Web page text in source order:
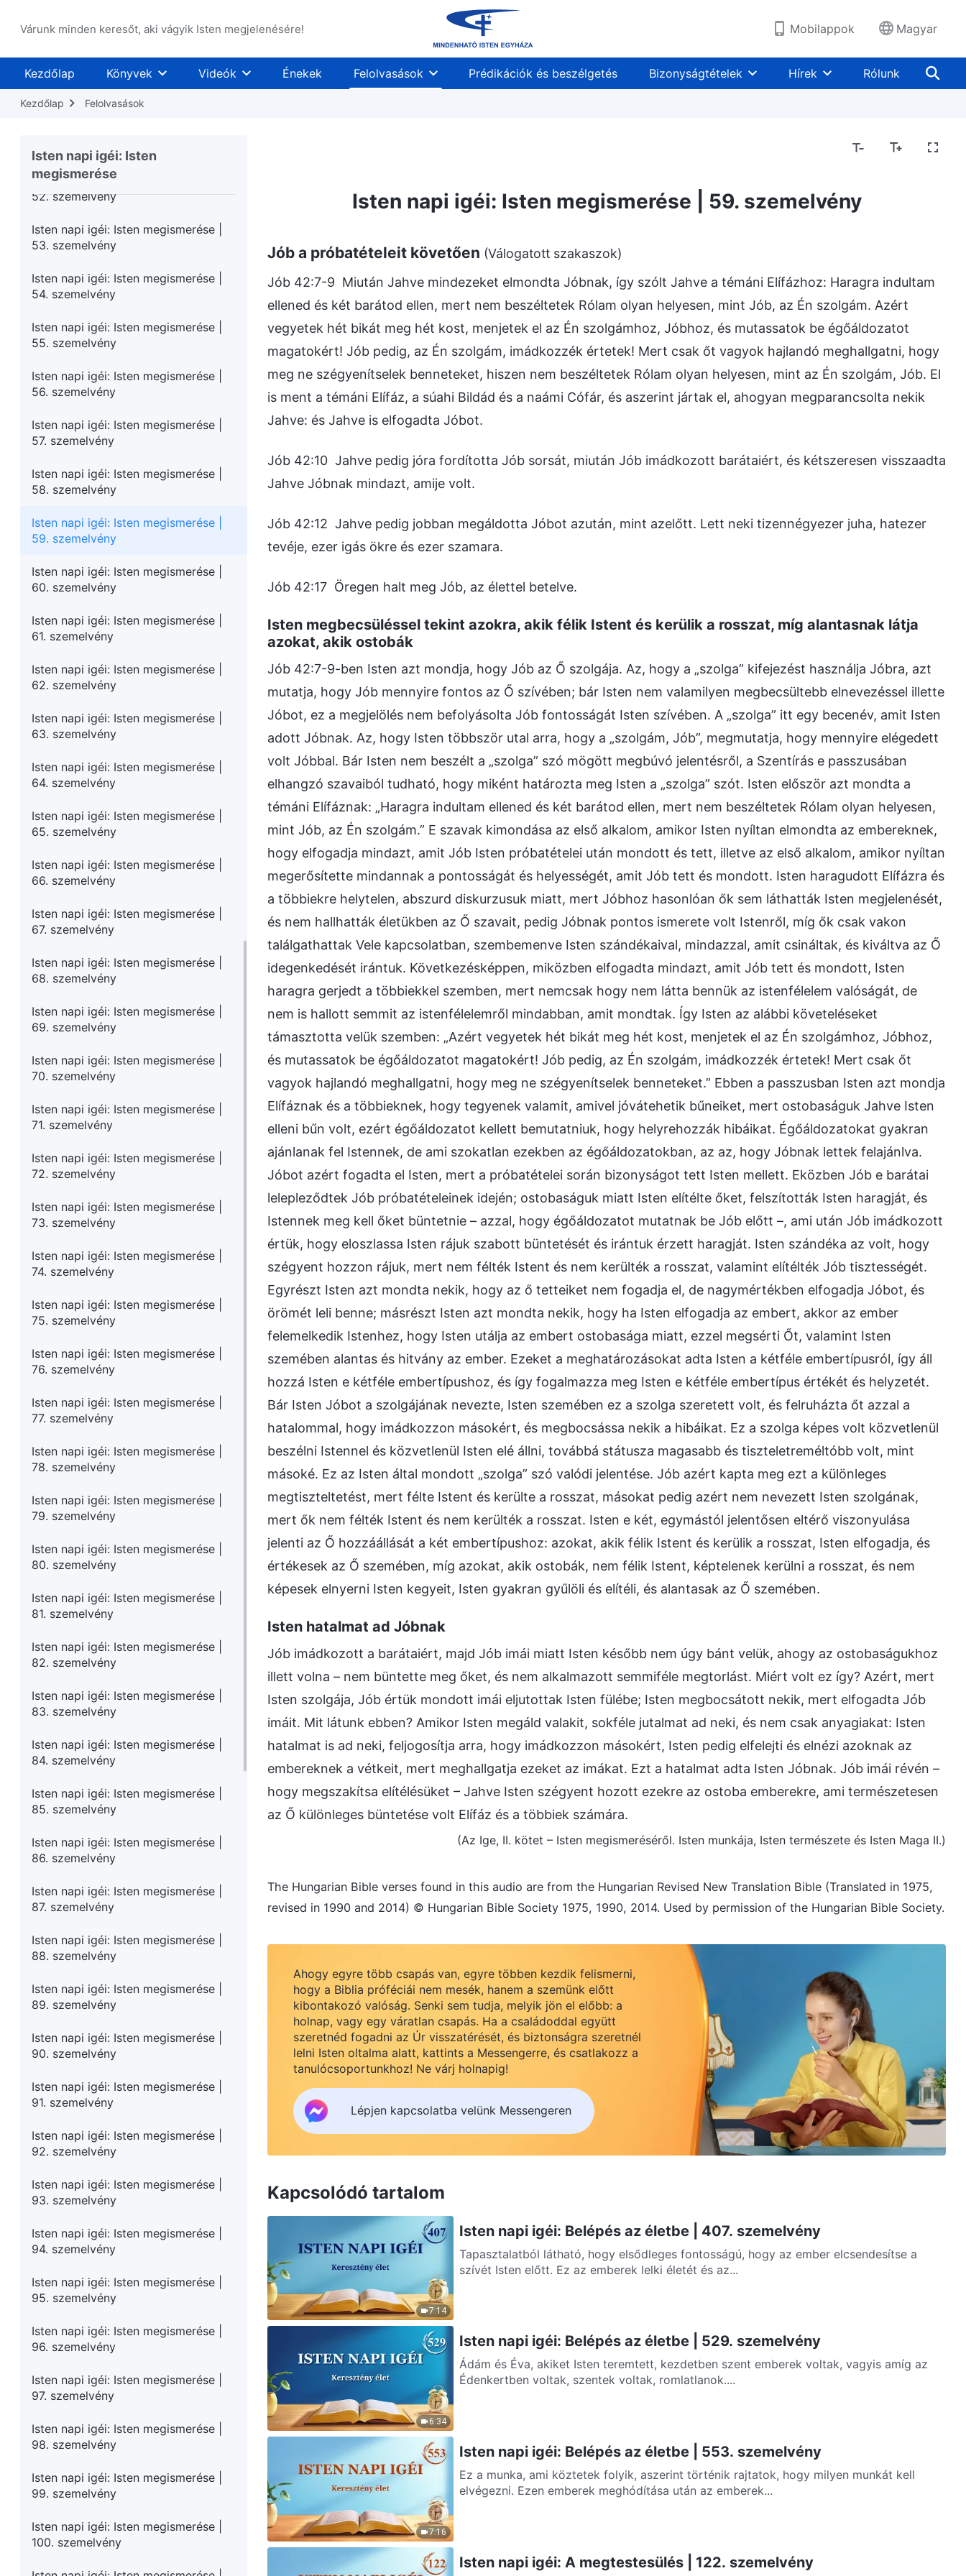
Várunk minden keresőt, aki vágyik Isten megjelenésére! Mobilappok Magyar
Kezdőlap Könyvek Videók Énekek Felolvasások Prédikációk és beszélgetés Bizonyságtételek Hírek Rólunk
Kezdőlap Felolvasások
Isten napi igéi: Isten
megismerése
Isten napi igéi: Isten megismerése |
Isten napi igéi: Isten megismerése |
50. szemelvény
51. szemelvény
Isten napi igéi: Isten megismerése |
52. szemelvény
Isten napi igéi: Isten megismerése |
53. szemelvény
Isten napi igéi: Isten megismerése |
54. szemelvény
Isten napi igéi: Isten megismerése |
55. szemelvény
Isten napi igéi: Isten megismerése |
56. szemelvény
Isten napi igéi: Isten megismerése |
57. szemelvény
Isten napi igéi: Isten megismerése |
58. szemelvény
Isten napi igéi: Isten megismerése |
59. szemelvény
Isten napi igéi: Isten megismerése |
60. szemelvény
Isten napi igéi: Isten megismerése |
61. szemelvény
Isten napi igéi: Isten megismerése |
62. szemelvény
Isten napi igéi: Isten megismerése |
63. szemelvény
Isten napi igéi: Isten megismerése |
64. szemelvény
Isten napi igéi: Isten megismerése |
65. szemelvény
Isten napi igéi: Isten megismerése |
66. szemelvény
Isten napi igéi: Isten megismerése |
67. szemelvény
Isten napi igéi: Isten megismerése |
68. szemelvény
Isten napi igéi: Isten megismerése |
69. szemelvény
Isten napi igéi: Isten megismerése |
70. szemelvény
Isten napi igéi: Isten megismerése |
71. szemelvény
Isten napi igéi: Isten megismerése |
72. szemelvény
Isten napi igéi: Isten megismerése |
73. szemelvény
Isten napi igéi: Isten megismerése |
74. szemelvény
Isten napi igéi: Isten megismerése |
75. szemelvény
Isten napi igéi: Isten megismerése |
76. szemelvény
Isten napi igéi: Isten megismerése |
77. szemelvény
Isten napi igéi: Isten megismerése |
78. szemelvény
Isten napi igéi: Isten megismerése |
79. szemelvény
Isten napi igéi: Isten megismerése |
80. szemelvény
Isten napi igéi: Isten megismerése |
81. szemelvény
Isten napi igéi: Isten megismerése |
82. szemelvény
Isten napi igéi: Isten megismerése |
83. szemelvény
Isten napi igéi: Isten megismerése |
84. szemelvény
Isten napi igéi: Isten megismerése |
85. szemelvény
Isten napi igéi: Isten megismerése |
86. szemelvény
Isten napi igéi: Isten megismerése |
87. szemelvény
Isten napi igéi: Isten megismerése |
88. szemelvény
Isten napi igéi: Isten megismerése |
89. szemelvény
Isten napi igéi: Isten megismerése |
90. szemelvény
Isten napi igéi: Isten megismerése |
91. szemelvény
Isten napi igéi: Isten megismerése |
92. szemelvény
Isten napi igéi: Isten megismerése |
93. szemelvény
Isten napi igéi: Isten megismerése |
94. szemelvény
Isten napi igéi: Isten megismerése |
95. szemelvény
Isten napi igéi: Isten megismerése |
96. szemelvény
Isten napi igéi: Isten megismerése |
97. szemelvény
Isten napi igéi: Isten megismerése |
98. szemelvény
Isten napi igéi: Isten megismerése |
99. szemelvény
Isten napi igéi: Isten megismerése |
100. szemelvény
Isten napi igéi: Isten megismerése | 59. szemelvény
Jób a próbatételeit követően (Válogatott szakaszok)
Jób 42:7-9 Miután Jahve mindezeket elmondta Jóbnak, így szólt Jahve a témáni Elífázhoz: Haragra indultam
ellened és két barátod ellen, mert nem beszéltetek Rólam olyan helyesen, mint Jób, az Én szolgám. Azért
vegyetek hét bikát meg hét kost, menjetek el az Én szolgámhoz, Jóbhoz, és mutassatok be égőáldozatot
magatokért! Jób pedig, az Én szolgám, imádkozzék értetek! Mert csak őt vagyok hajlandó meghallgatni, hogy
meg ne szégyenítselek benneteket, hiszen nem beszéltetek Rólam olyan helyesen, mint az Én szolgám, Jób. El
is ment a témáni Elífáz, a súahi Bildád és a naámi Cófár, és aszerint jártak el, ahogyan megparancsolta nekik
Jahve: és Jahve is elfogadta Jóbot.
Jób 42:10 Jahve pedig jóra fordította Jób sorsát, miután Jób imádkozott barátaiért, és kétszeresen visszaadta
Jahve Jóbnak mindazt, amije volt.
Jób 42:12 Jahve pedig jobban megáldotta Jóbot azután, mint azelőtt. Lett neki tizennégyezer juha, hatezer
tevéje, ezer igás ökre és ezer szamara.
Jób 42:17 Öregen halt meg Jób, az élettel betelve.
Isten megbecsüléssel tekint azokra, akik félik Istent és kerülik a rosszat, míg alantasnak látja
azokat, akik ostobák
Jób 42:7-9-ben Isten azt mondja, hogy Jób az Ő szolgája. Az, hogy a „szolga” kifejezést használja Jóbra, azt
mutatja, hogy Jób mennyire fontos az Ő szívében; bár Isten nem valamilyen megbecsültebb elnevezéssel illette
Jóbot, ez a megjelölés nem befolyásolta Jób fontosságát Isten szívében. A „szolga” itt egy becenév, amit Isten
adott Jóbnak. Az, hogy Isten többször utal arra, hogy a „szolgám, Jób”, megmutatja, hogy mennyire elégedett
volt Jóbbal. Bár Isten nem beszélt a „szolga” szó mögött megbúvó jelentésről, a Szentírás e passzusában
elhangzó szavaiból tudható, hogy miként határozta meg Isten a „szolga” szót. Isten először azt mondta a
témáni Elífáznak: „Haragra indultam ellened és két barátod ellen, mert nem beszéltetek Rólam olyan helyesen,
mint Jób, az Én szolgám.” E szavak kimondása az első alkalom, amikor Isten nyíltan elmondta az embereknek,
hogy elfogadja mindazt, amit Jób Isten próbatételei után mondott és tett, illetve az első alkalom, amikor nyíltan
megerősítette mindannak a pontosságát és helyességét, amit Jób tett és mondott. Isten haragudott Elífázra és
a többiekre helytelen, abszurd diskurzusuk miatt, mert Jóbhoz hasonlóan ők sem láthatták Isten megjelenését,
és nem hallhatták életükben az Ő szavait, pedig Jóbnak pontos ismerete volt Istenről, míg ők csak vakon
találgathattak Vele kapcsolatban, szembemenve Isten szándékaival, mindazzal, amit csináltak, és kiváltva az Ő
idegenkedését irántuk. Következésképpen, miközben elfogadta mindazt, amit Jób tett és mondott, Isten
haragra gerjedt a többiekkel szemben, mert nemcsak hogy nem látta bennük az istenfélelem valóságát, de
nem is hallott semmit az istenfélelemről mindabban, amit mondtak. Így Isten az alábbi követeléseket
támasztotta velük szemben: „Azért vegyetek hét bikát meg hét kost, menjetek el az Én szolgámhoz, Jóbhoz,
és mutassatok be égőáldozatot magatokért! Jób pedig, az Én szolgám, imádkozzék értetek! Mert csak őt
vagyok hajlandó meghallgatni, hogy meg ne szégyenítselek benneteket.” Ebben a passzusban Isten azt mondja
Elífáznak és a többieknek, hogy tegyenek valamit, amivel jóvátehetik bűneiket, mert ostobaságuk Jahve Isten
elleni bűn volt, ezért égőáldozatot kellett bemutatniuk, hogy helyrehozzák hibáikat. Égőáldozatokat gyakran
ajánlanak fel Istennek, de ami szokatlan ezekben az égőáldozatokban, az az, hogy Jóbnak lettek felajánlva.
Jóbot azért fogadta el Isten, mert a próbatételei során bizonyságot tett Isten mellett. Eközben Jób e barátai
lelepleződtek Jób próbatételeinek idején; ostobaságuk miatt Isten elítélte őket, felszították Isten haragját, és
Istennek meg kell őket büntetnie – azzal, hogy égőáldozatot mutatnak be Jób előtt –, ami után Jób imádkozott
értük, hogy eloszlassa Isten rájuk szabott büntetését és irántuk érzett haragját. Isten szándéka az volt, hogy
szégyent hozzon rájuk, mert nem félték Istent és nem kerülték a rosszat, valamint elítélték Jób tisztességét.
Egyrészt Isten azt mondta nekik, hogy az ő tetteiket nem fogadja el, de nagymértékben elfogadja Jóbot, és
örömét leli benne; másrészt Isten azt mondta nekik, hogy ha Isten elfogadja az embert, akkor az ember
felemelkedik Istenhez, hogy Isten utálja az embert ostobasága miatt, ezzel megsérti Őt, valamint Isten
szemében alantas és hitvány az ember. Ezeket a meghatározásokat adta Isten a kétféle embertípusról, így áll
hozzá Isten e kétféle embertípushoz, és így fogalmazza meg Isten e kétféle embertípus értékét és helyzetét.
Bár Isten Jóbot a szolgájának nevezte, Isten szemében ez a szolga szeretett volt, és felruházta őt azzal a
hatalommal, hogy imádkozzon másokért, és megbocsássa nekik a hibáikat. Ez a szolga képes volt közvetlenül
beszélni Istennel és közvetlenül Isten elé állni, továbbá státusza magasabb és tiszteletreméltóbb volt, mint
másoké. Ez az Isten által mondott „szolga” szó valódi jelentése. Jób azért kapta meg ezt a különleges
megtiszteltetést, mert félte Istent és kerülte a rosszat, másokat pedig azért nem nevezett Isten szolgának,
mert ők nem félték Istent és nem kerülték a rosszat. Isten e két, egymástól jelentősen eltérő viszonyulása
jelenti az Ő hozzáállását a két embertípushoz: azokat, akik félik Istent és kerülik a rosszat, Isten elfogadja, és
értékesek az Ő szemében, míg azokat, akik ostobák, nem félik Istent, képtelenek kerülni a rosszat, és nem
képesek elnyerni Isten kegyeit, Isten gyakran gyűlöli és elítéli, és alantasak az Ő szemében.
Isten hatalmat ad Jóbnak
Jób imádkozott a barátaiért, majd Jób imái miatt Isten később nem úgy bánt velük, ahogy az ostobaságukhoz
illett volna – nem büntette meg őket, és nem alkalmazott semmiféle megtorlást. Miért volt ez így? Azért, mert
Isten szolgája, Jób értük mondott imái eljutottak Isten fülébe; Isten megbocsátott nekik, mert elfogadta Jób
imáit. Mit látunk ebben? Amikor Isten megáld valakit, sokféle jutalmat ad neki, és nem csak anyagiakat: Isten
hatalmat is ad neki, feljogosítja arra, hogy imádkozzon másokért, Isten pedig elfelejti és elnézi azoknak az
embereknek a vétkeit, mert meghallgatja ezeket az imákat. Ezt a hatalmat adta Isten Jóbnak. Jób imái révén –
hogy megszakítsa elítélésüket – Jahve Isten szégyent hozott ezekre az ostoba emberekre, ami természetesen
az Ő különleges büntetése volt Elífáz és a többiek számára.
(Az Ige, II. kötet – Isten megismeréséről. Isten munkája, Isten természete és Isten Maga II.)
The Hungarian Bible verses found in this audio are from the Hungarian Revised New Translation Bible (Translated in 1975,
revised in 1990 and 2014) © Hungarian Bible Society 1975, 1990, 2014. Used by permission of the Hungarian Bible Society.
Ahogy egyre több csapás van, egyre többen kezdik felismerni,
hogy a Biblia próféciái nem mesék, hanem a szemünk előtt
kibontakozó valóság. Senki sem tudja, melyik jön el előbb: a
holnap, vagy egy váratlan csapás. Ha a családoddal együtt
szeretnéd fogadni az Úr visszatérését, és biztonságra szeretnél
lelni Isten oltalma alatt, kattints a Messengerre, és csatlakozz a
tanulócsoportunkhoz! Ne várj holnapig!
Lépjen kapcsolatba velünk Messengeren
Kapcsolódó tartalom
7:14
Isten napi igéi: Belépés az életbe | 407. szemelvény
Tapasztalatból látható, hogy elsődleges fontosságú, hogy az ember elcsendesítse a
szívét Isten előtt. Ez az emberek lelki életét és az...
6:34
Isten napi igéi: Belépés az életbe | 529. szemelvény
Ádám és Éva, akiket Isten teremtett, kezdetben szent emberek voltak, vagyis amíg az
Édenkertben voltak, szentek voltak, romlatlanok....
7:16
Isten napi igéi: Belépés az életbe | 553. szemelvény
Ez a munka, ami köztetek folyik, aszerint történik rajtatok, hogy milyen munkát kell
elvégezni. Ezen emberek meghódítása után az emberek...
Isten napi igéi: A megtestesülés | 122. szemelvény